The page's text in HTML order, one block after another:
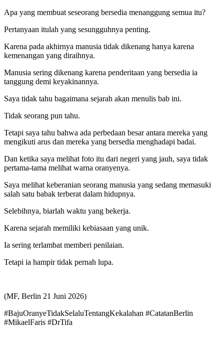
Apa yang membuat seseorang bersedia menanggung semua itu?
Pertanyaan itulah yang sesungguhnya penting.
Karena pada akhirnya manusia tidak dikenang hanya karena
kemenangan yang diraihnya.
Manusia sering dikenang karena penderitaan yang bersedia ia
tanggung demi keyakinannya.
Saya tidak tahu bagaimana sejarah akan menulis bab ini.
Tidak seorang pun tahu.
Tetapi saya tahu bahwa ada perbedaan besar antara mereka yang
mengikuti arus dan mereka yang bersedia menghadapi badai.
Dan ketika saya melihat foto itu dari negeri yang jauh, saya tidak
pertama-tama melihat warna oranyenya.
Saya melihat keberanian seorang manusia yang sedang memasuki
salah satu babak terberat dalam hidupnya.
Selebihnya, biarlah waktu yang bekerja.
Karena sejarah memiliki kebiasaan yang unik.
Ia sering terlambat memberi penilaian.
Tetapi ia hampir tidak pernah lupa.
(MF, Berlin 21 Juni 2026)
#BajuOranyeTidakSelaluTentangKekalahan #CatatanBerlin
#MikaelFaris #DrTifa